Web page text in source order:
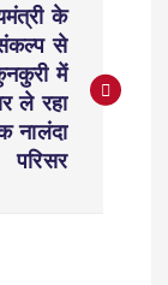
के
से
में
ले रहा
नालंदा
परिसर